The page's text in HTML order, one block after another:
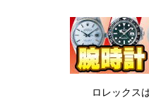
ロレックス